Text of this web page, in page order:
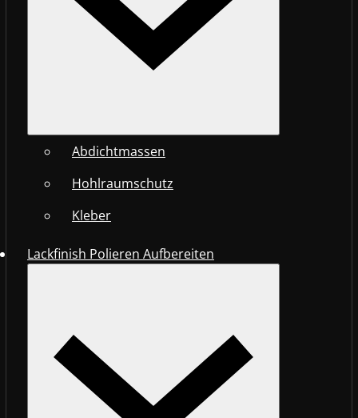
Abdichtmassen
Hohlraumschutz
Kleber
Lackfinish Polieren Aufbereiten